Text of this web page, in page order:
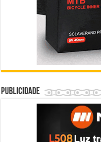
Publicidade